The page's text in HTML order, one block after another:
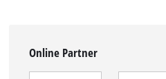
Online Partner